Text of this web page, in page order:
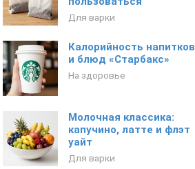
Для варки
Калорийность напитков
и блюд «Старбакс»
На здоровье
Молочная классика:
капучино, латте и флэт
уайт
Для варки